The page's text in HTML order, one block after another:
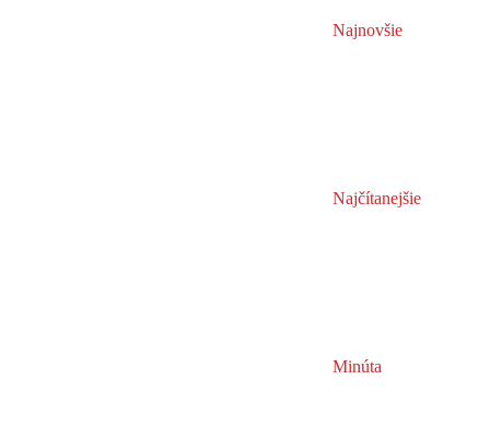
Najnovšie
Najčítanejšie
Minúta